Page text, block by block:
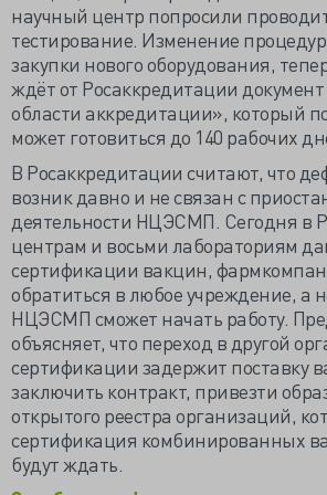
научный центр попросили
тестирование. Изменение
закупки нового оборудования,
ждёт от Росаккредитации
области аккредитации», который
может готовиться до 140 рабочих
В Росаккредитации считают, что
возник давно и не связан с
деятельности НЦЭСМП. Сегодня в
центрам и восьми лабораториям
сертификации вакцин,
обратиться в любое учреждение, а
НЦЭСМП сможет начать работу.
объясняет, что переход в другой
сертификации задержит поставку
заключить контракт, привезти
открытого реестра организаций,
сертификация комбинированных
будут ждать.